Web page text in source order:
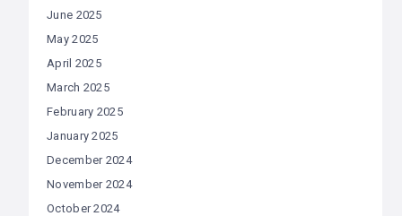
June 2025
May 2025
April 2025
March 2025
February 2025
January 2025
December 2024
November 2024
October 2024